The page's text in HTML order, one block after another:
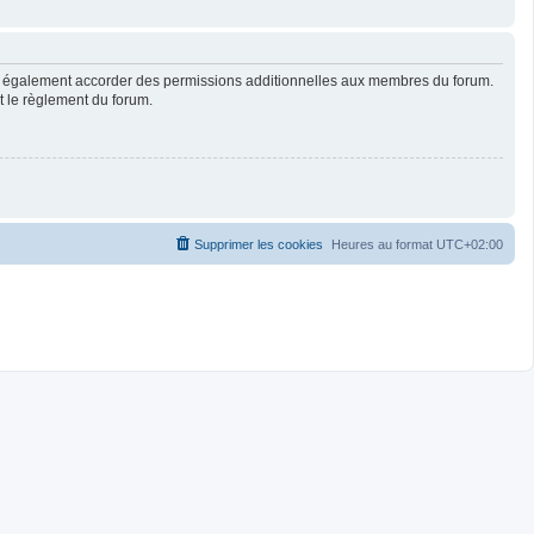
accorder des permissions additionnelles aux membres du forum.
règlement du forum.
Heures au format UTC+02:00
Supprimer les cookies